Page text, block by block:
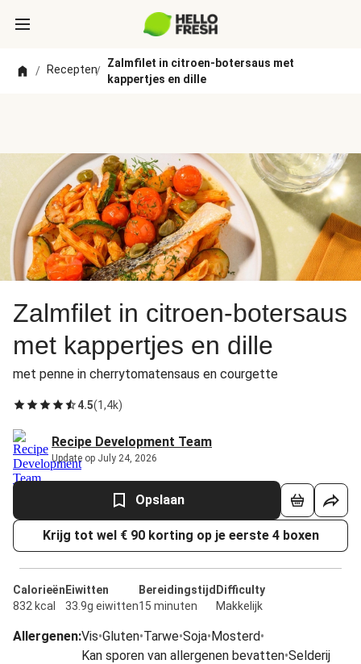
/ Recepten/
Zalmfilet in citroen-botersaus met
kappertjes en dille
Zalmfilet in citroen-botersaus
met kappertjes en dille
met penne in cherrytomatensaus en courgette
4.5(1,4k)
Recipe Development Team
Update op July 24, 2026
Opslaan
Krijg tot wel € 90 korting op je eerste 4 boxen
Calorieën
832 kcal
Eiwitten
33.9g eiwitten
Bereidingstijd
15 minuten
Difficulty
Makkelijk
Allergenen:Vis•Gluten•Tarwe•Soja•Mosterd•
Kan sporen van allergenen bevatten•Selderij